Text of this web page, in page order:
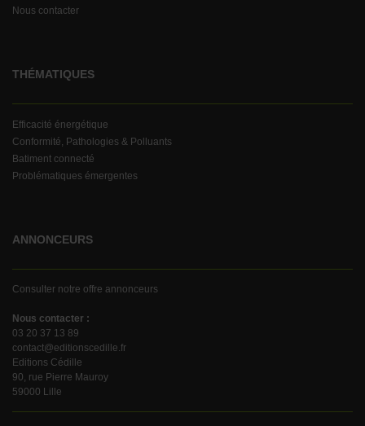
Nous contacter
THÉMATIQUES
Efficacité énergétique
Conformité, Pathologies & Polluants
Batiment connecté
Problématiques émergentes
ANNONCEURS
Consulter notre offre annonceurs
Nous contacter :
03 20 37 13 89
contact@editionscedille.fr
Editions Cédille
90, rue Pierre Mauroy
59000 Lille